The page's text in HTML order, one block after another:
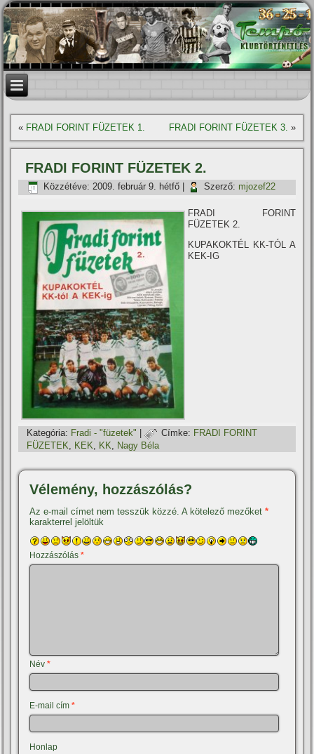
« FRADI FORINT FÜZETEK 1. FRADI FORINT FÜZETEK 3. »
FRADI FORINT FÜZETEK 2.
Közzétéve: 2009. február 9. hétfő Szerző: mjozef22
FRADI FORINT
FÜZETEK 2.
KUPAKOKTÉL KK-TÓL A
KEK-IG
Kategória: Fradi - "füzetek" | Címke: FRADI FORINT
FÜZETEK
KEK KK Nagy Béla
Vélemény, hozzászólás?
Az e-mail címet nem tesszük közzé. A kötelező mezőket*
karakterrel jelöltük
Hozzászólás*
Név*
E-mail cím*
Honlap